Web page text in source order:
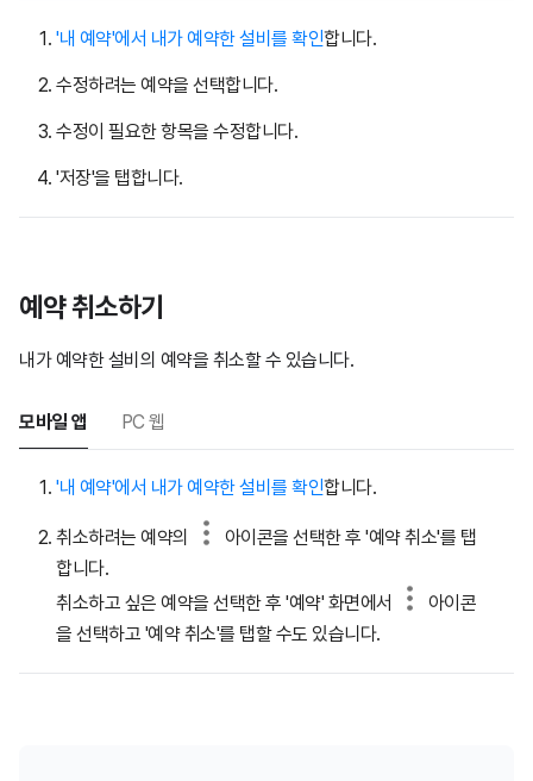
'내 예약'에서 내가 예약한 설비를 확인합니다.
수정하려는 예약을 선택합니다.
수정이 필요한 항목을 수정합니다.
'저장'을 탭합니다.
예약 취소하기
내가 예약한 설비의 예약을 취소할 수 있습니다.
모바일 앱 PC 웹
'내 예약'에서 내가 예약한 설비를 확인합니다.
취소하려는 예약의
아이콘을 선택한 후 '예약 취소'를 탭
합니다.
취소하고 싶은 예약을 선택한 후 '예약' 화면에서
아이콘
을 선택하고 '예약 취소'를 탭할 수도 있습니다.